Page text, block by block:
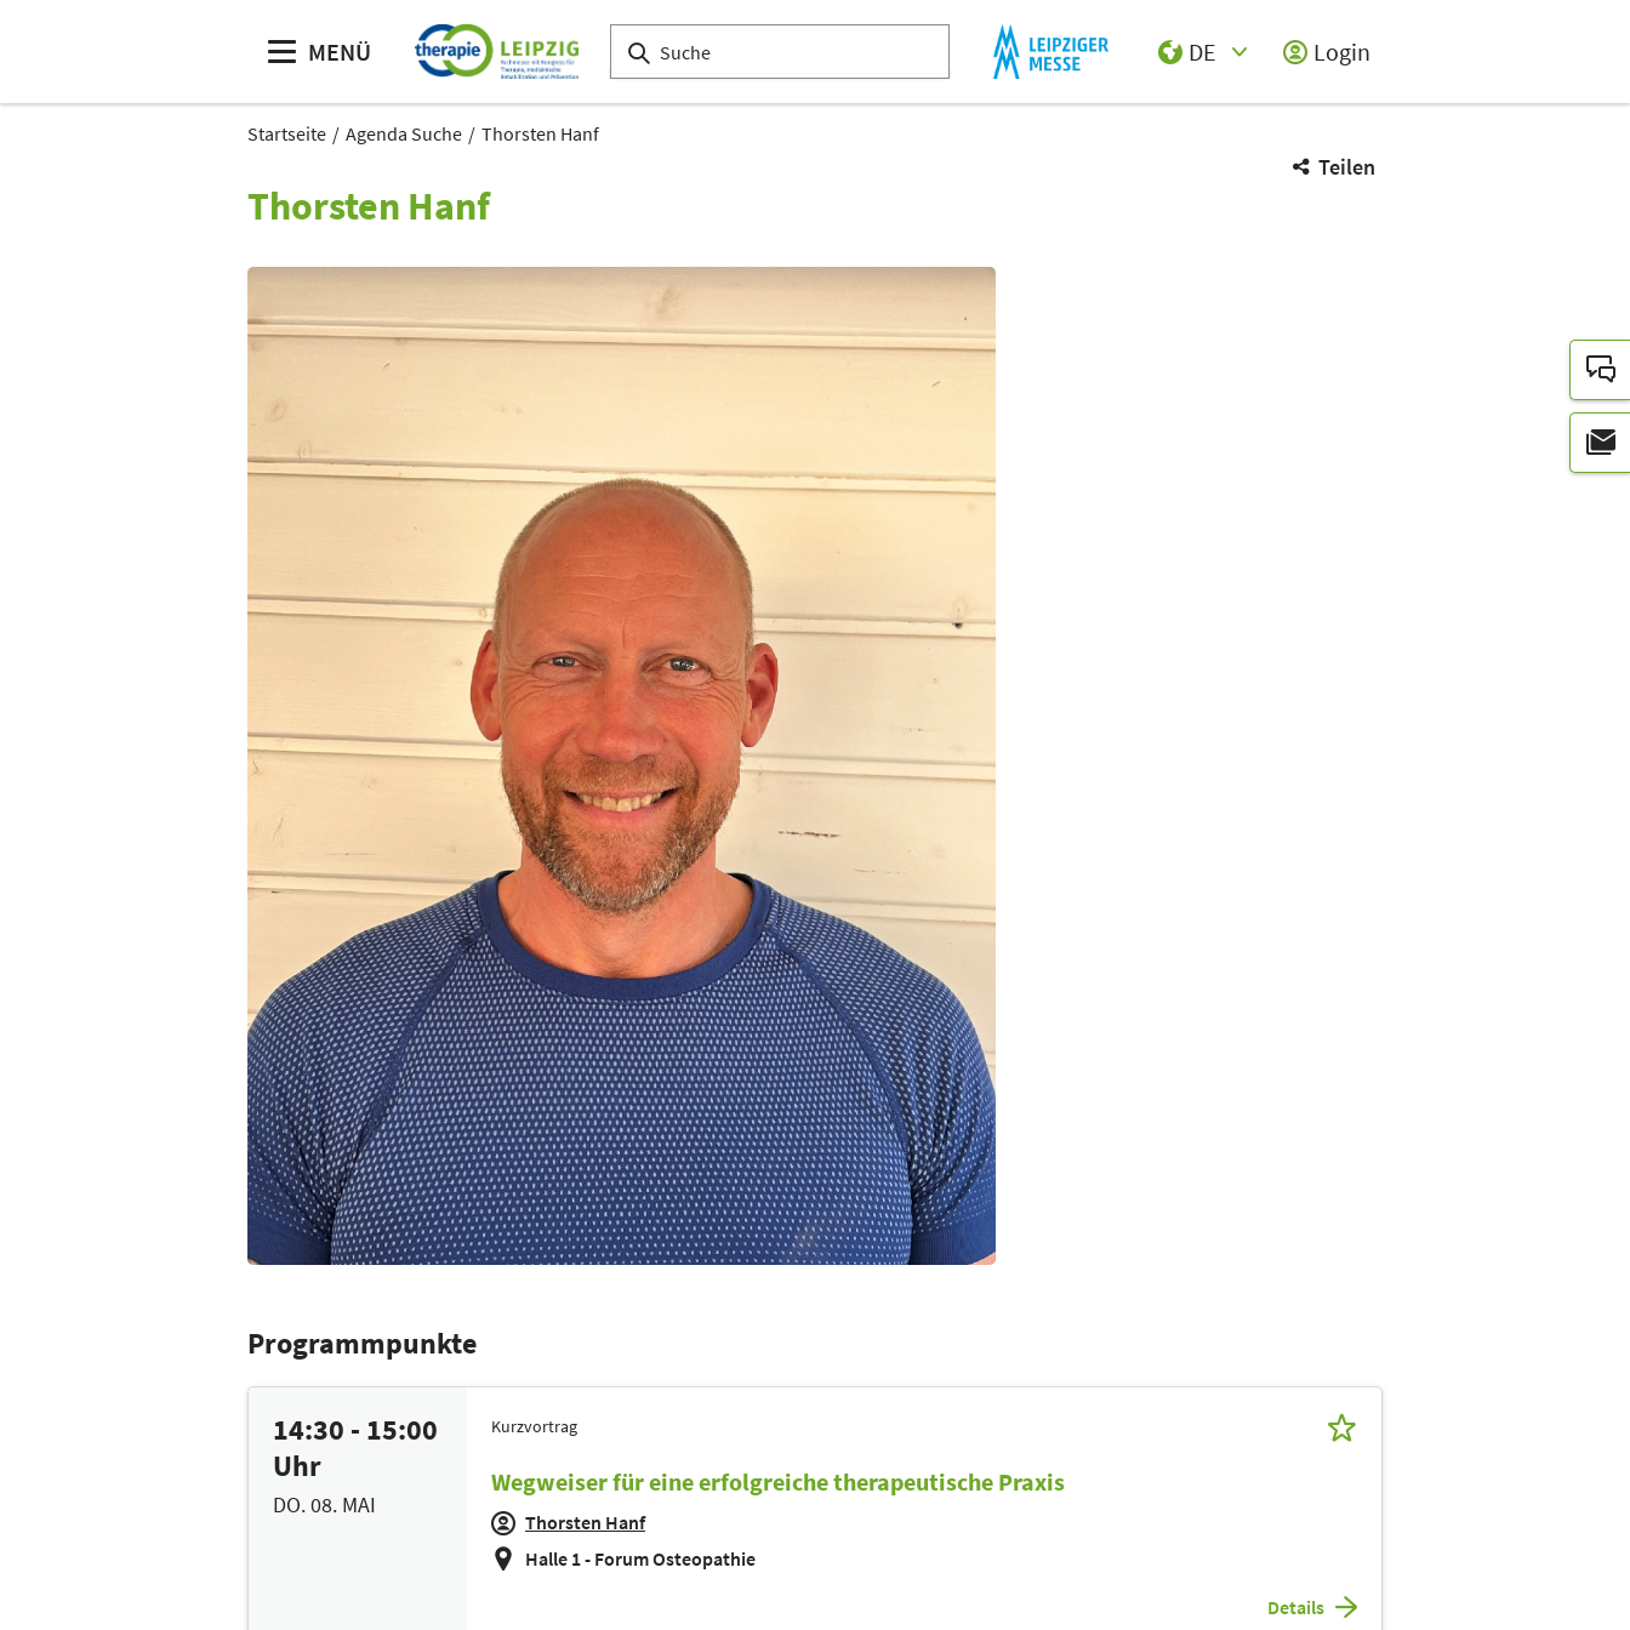
MENÜ
DE
Login
Startseite Agenda Suche Thorsten Hanf
Teilen
Thorsten Hanf
Programmpunkte
14:30 - 15:00
Uhr
DO. 08. MAI
Kurzvortrag
Wegweiser für eine erfolgreiche therapeutische Praxis
Thorsten Hanf
Halle 1 - Forum Osteopathie
Details